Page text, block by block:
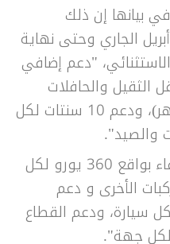
بيانها إن ذلك
الجاري وحتى نهاية
"دعم إضافي
الثقيل والحافلات
(حتى 15 ألف لتر خلال 3 أشهر)، ودعم 10 سنتات لكل
والصيد".
وشمل الدعم "هيئات الإطفاء بواقع 360 يورو لكل
يورو للمركبات الأخرى و دعم
120 يورو لكل سيارة، ودعم القطاع